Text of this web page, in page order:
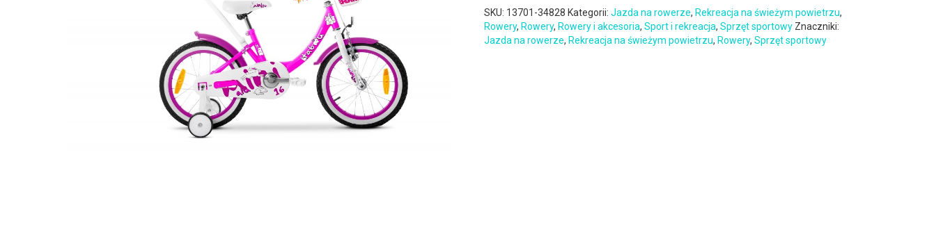
SKU: 13701-34828 Kategorii:Jazda na rowerze, Rekreacja na świeżym powietrzu,
Rowery, Rowery, Rowery i akcesoria,Sport i rekreacja,Sprzęt sportowy Znaczniki:
Jazda na rowerze, Rekreacja na świeżym powietrzu, Rowery,Sprzęt sportowy